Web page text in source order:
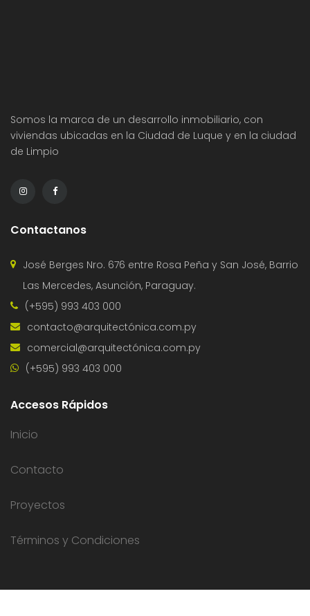
Somos la marca de un desarrollo inmobiliario, con
viviendas ubicadas en la Ciudad de Luque y en la ciudad
de Limpio
Contactanos
José Berges Nro. 676 entre Rosa Peña y San José, Barrio
Las Mercedes, Asunción, Paraguay.
(+595) 993 403 000
contacto@arquitectónica.com.py
comercial@arquitectónica.com.py
(+595) 993 403 000
Accesos Rápidos
Inicio
Contacto
Proyectos
Términos y Condiciones